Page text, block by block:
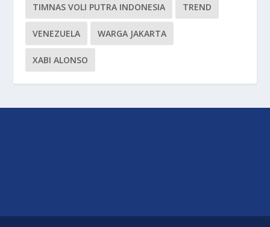
TIMNAS VOLI PUTRA INDONESIA TREND
VENEZUELA WARGA JAKARTA
XABI ALONSO